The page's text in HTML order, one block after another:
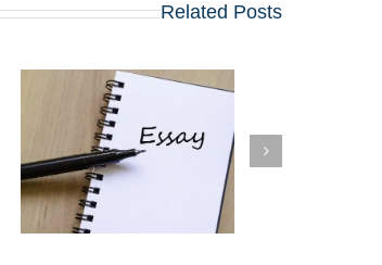
Related Posts